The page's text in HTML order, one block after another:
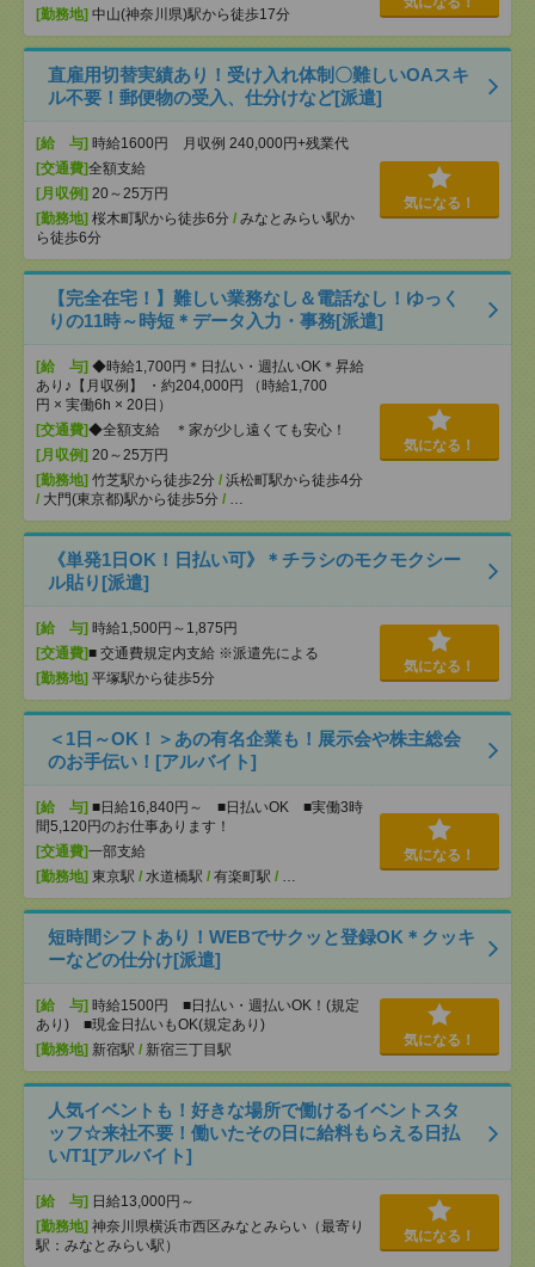
[勤務地] 中山(神奈川県)駅から徒歩17分
直雇用切替実績あり！受け入れ体制〇難しいOAスキ
ル不要！郵便物の受入、仕分けなど[派遣]
[給 与] 時給1600円 月収例 240,000円+残業代
[交通費]全額支給
[月収例] 20～25万円
[勤務地] 桜木町駅から徒歩6分 / みなとみらい駅か
ら徒歩6分
気になる！
【完全在宅！】難しい業務なし＆電話なし！ゆっく
りの11時～時短＊データ入力・事務[派遣]
[給 与] ◆時給1,700円＊日払い・週払いOK＊昇給
あり♪【月収例】 ・約204,000円 （時給1,700
円 × 実働6h × 20日）
[交通費]◆全額支給 ＊家が少し遠くても安心！
[月収例] 20～25万円
[勤務地] 竹芝駅から徒歩2分 / 浜松町駅から徒歩4分
/ 大門(東京都)駅から徒歩5分 / …
気になる！
《単発1日OK！日払い可》＊チラシのモクモクシー
ル貼り[派遣]
[給 与] 時給1,500円～1,875円
[交通費]■ 交通費規定内支給 ※派遣先による
[勤務地] 平塚駅から徒歩5分
気になる！
＜1日～OK！＞あの有名企業も！展示会や株主総会
のお手伝い！[アルバイト]
[給 与] ■日給16,840円～ ■日払いOK ■実働3時
間5,120円のお仕事あります！
[交通費]一部支給
[勤務地] 東京駅 / 水道橋駅 / 有楽町駅 / …
気になる！
短時間シフトあり！WEBでサクッと登録OK＊クッキ
ーなどの仕分け[派遣]
[給 与] 時給1500円 ■日払い・週払いOK！(規定
あり) ■現金日払いもOK(規定あり)
[勤務地] 新宿駅 / 新宿三丁目駅
気になる！
人気イベントも！好きな場所で働けるイベントスタ
ッフ☆来社不要！働いたその日に給料もらえる日払
い/T1[アルバイト]
[給 与] 日給13,000円～
[勤務地] 神奈川県横浜市西区みなとみらい（最寄り
駅：みなとみらい駅）
気になる！